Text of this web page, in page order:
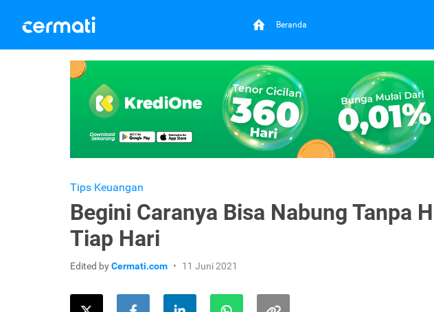
Beranda
Tips Keuangan
Begini Caranya Bisa Nabung Tanpa
Tiap Hari
Edited byCermati.com 11 Juni 2021